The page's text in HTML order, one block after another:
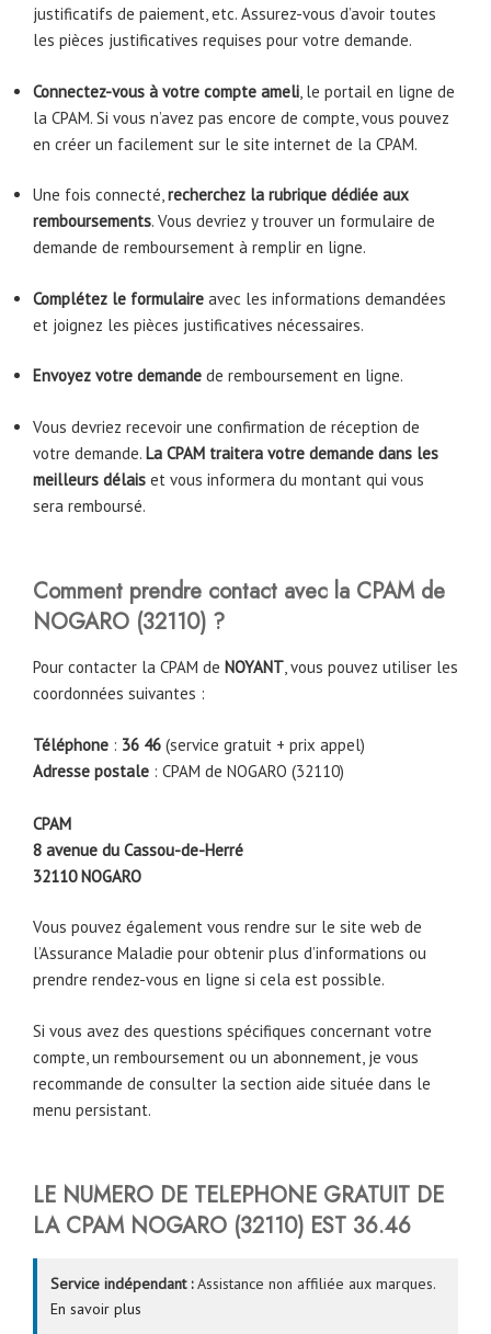
justificatifs de paiement, etc. Assurez-vous d’avoir toutes
les pièces justificatives requises pour votre demande.
Connectez-vous à votre compte ameli, le portail en ligne de
la CPAM. Si vous n’avez pas encore de compte, vous pouvez
en créer un facilement sur le site internet de la CPAM.
Une fois connecté,recherchez la rubrique dédiée aux
remboursements. Vous devriez y trouver un formulaire de
demande de remboursement à remplir en ligne.
Complétez le formulaire avec les informations demandées
et joignez les pièces justificatives nécessaires.
Envoyez votre demande de remboursement en ligne.
Vous devriez recevoir une confirmation de réception de
votre demande. La CPAM traitera votre demande dans les
meilleurs délais et vous informera du montant qui vous
sera remboursé.
Comment prendre contact avec la CPAM de
NOGARO (32110) ?
Pour contacter la CPAM de NOYANT, vous pouvez utiliser les
coordonnées suivantes :
Téléphone : 36 46 (service gratuit + prix appel)
Adresse postale : CPAM de NOGARO (32110)
CPAM
8 avenue du Cassou-de-Herré
32110 NOGARO
Vous pouvez également vous rendre sur le site web de
l’Assurance Maladie pour obtenir plus d’informations ou
prendre rendez-vous en ligne si cela est possible.
Si vous avez des questions spécifiques concernant votre
compte, un remboursement ou un abonnement, je vous
recommande de consulter la section aide située dans le
menu persistant.
LE NUMERO DE TELEPHONE GRATUIT DE
LA CPAM NOGARO (32110) EST 36.46
Service indépendant :Assistance non affiliée aux marques.
En savoir plus